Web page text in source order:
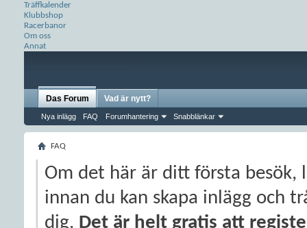
Träffkalender
Klubbshop
Racerbanor
Om oss
Annat
Das Forum
Nya inlägg FAQ Forumhantering Snabblänkar
Vad är nytt?
FAQ
Om det här är ditt första besök,
innan du kan skapa inlägg och
dig. Det är helt gratis att